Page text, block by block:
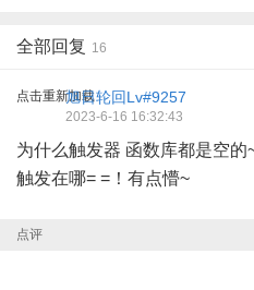
全部回复 16
点击重新加载旭日轮回Lv#9257
2023-6-16 16:32:43
为什么触发器 函数库都是空
触发在哪= =！有点懵~
点评